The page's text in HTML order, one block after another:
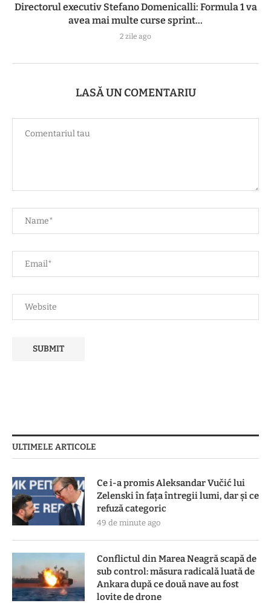
Directorul executiv Stefano Domenicalli: Formula 1 va
avea mai multe curse sprint...
2 zile ago
LASĂ UN COMENTARIU
ULTIMELE ARTICOLE
Ce i-a promis Aleksandar Vučić lui
Zelenski în fața întregii lumi, dar și ce
refuză categoric
49 de minute ago
Conflictul din Marea Neagră scapă de
sub control: măsura radicală luată de
Ankara după ce două nave au fost
lovite de drone